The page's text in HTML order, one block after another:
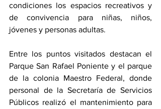
condiciones los espacios recreativos y
de convivencia para niñas, niños,
jóvenes y personas adultas.
Entre los puntos visitados destacan el
Parque San Rafael Poniente y el parque
de la colonia Maestro Federal, donde
personal de la Secretaría de Servicios
Públicos realizó el mantenimiento para